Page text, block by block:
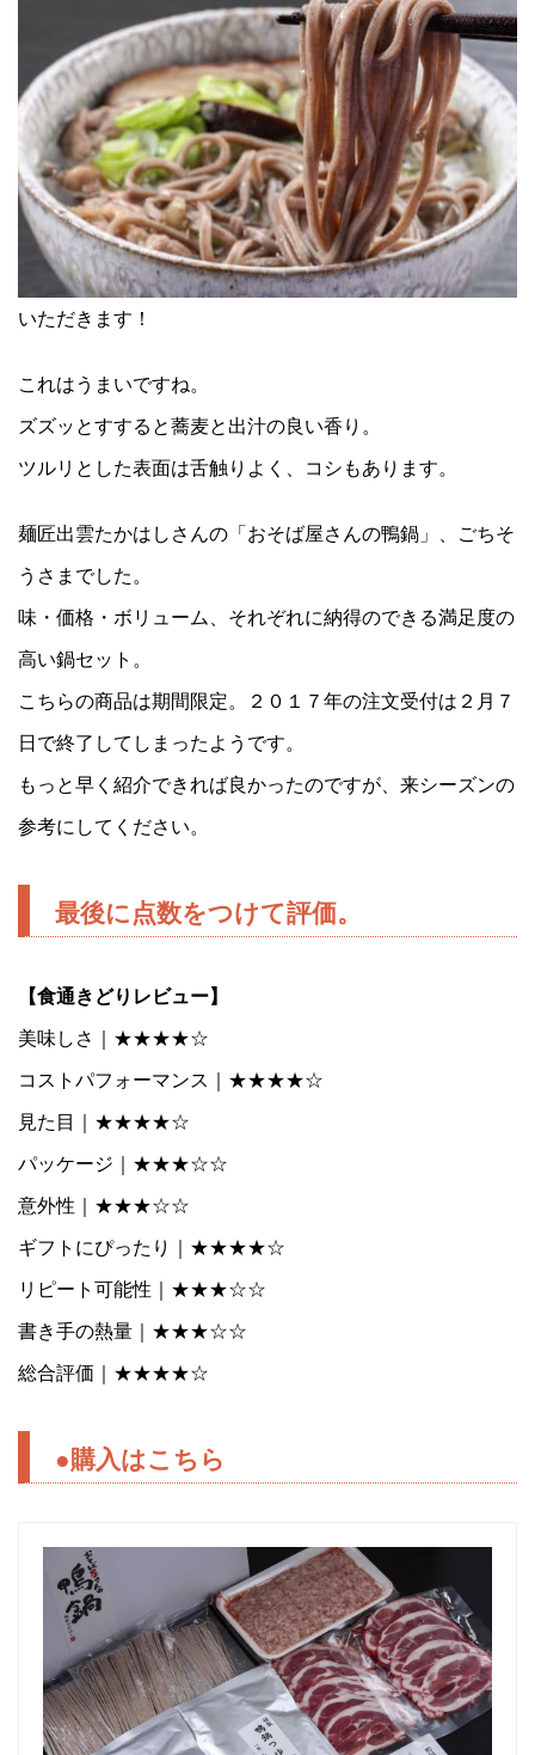
いただきます！
これはうまいですね。
ズズッとすすると蕎麦と出汁の良い香り。
ツルリとした表面は舌触りよく、コシもあります。
麺匠出雲たかはしさんの「おそば屋さんの鴨鍋」、ごちそ
うさまでした。
味・価格・ボリューム、それぞれに納得のできる満足度の
高い鍋セット。
こちらの商品は期間限定。２０１７年の注文受付は２月７
日で終了してしまったようです。
もっと早く紹介できれば良かったのですが、来シーズンの
参考にしてください。
最後に点数をつけて評価。
【食通きどりレビュー】
美味しさ｜★★★★☆
コストパフォーマンス｜★★★★☆
見た目｜★★★★☆
パッケージ｜★★★☆☆
意外性｜★★★☆☆
ギフトにぴったり｜★★★★☆
リピート可能性｜★★★☆☆
書き手の熱量｜★★★☆☆
総合評価｜★★★★☆
●購入はこちら